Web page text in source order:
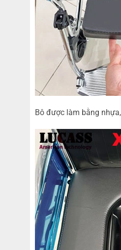
Bô được làm bằng